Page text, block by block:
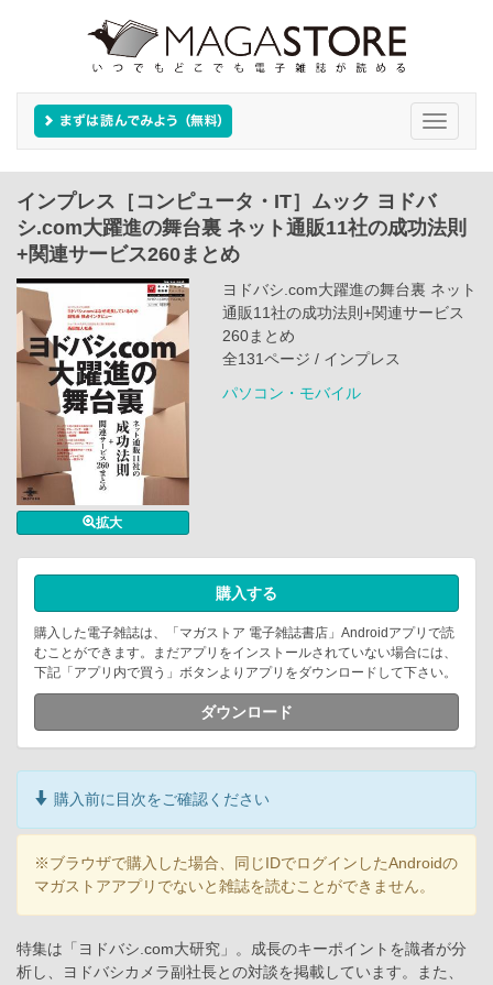
Toggle
インプレス［コンピュータ・IT］ムック ヨドバ
シ.com大躍進の舞台裏 ネット通販11社の成功法則
+関連サービス260まとめ
拡大
ヨドバシ.com大躍進の舞台裏 ネット
通販11社の成功法則+関連サービス
260まとめ
全131ページ / インプレス
パソコン・モバイル
購入する
購入した電子雑誌は、「マガストア 電子雑誌書店」Androidアプリで読
むことができます。まだアプリをインストールされていない場合には、
下記「アプリ内で買う」ボタンよりアプリをダウンロードして下さい。
ダウンロード
購入前に目次をご確認ください
※ブラウザで購入した場合、同じIDでログインしたAndroidの
マガストアアプリでないと雑誌を読むことができません。
特集は「ヨドバシ.com大研究」。成長のキーポイントを識者が分
析し、ヨドバシカメラ副社長との対談を掲載しています。また、